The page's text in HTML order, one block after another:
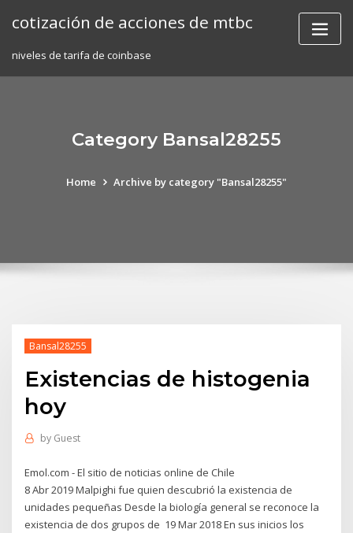
cotización de acciones de mtbc
niveles de tarifa de coinbase
Category Bansal28255
Home Archive by category "Bansal28255"
Bansal28255
Existencias de histogenia
hoy
by Guest
Emol.com - El sitio de noticias online de Chile
8 Abr 2019 Malpighi fue quien descubrió la existencia de
unidades pequeñas Desde la biología general se reconoce la
existencia de dos grupos de 19 Mar 2018 En sus inicios los